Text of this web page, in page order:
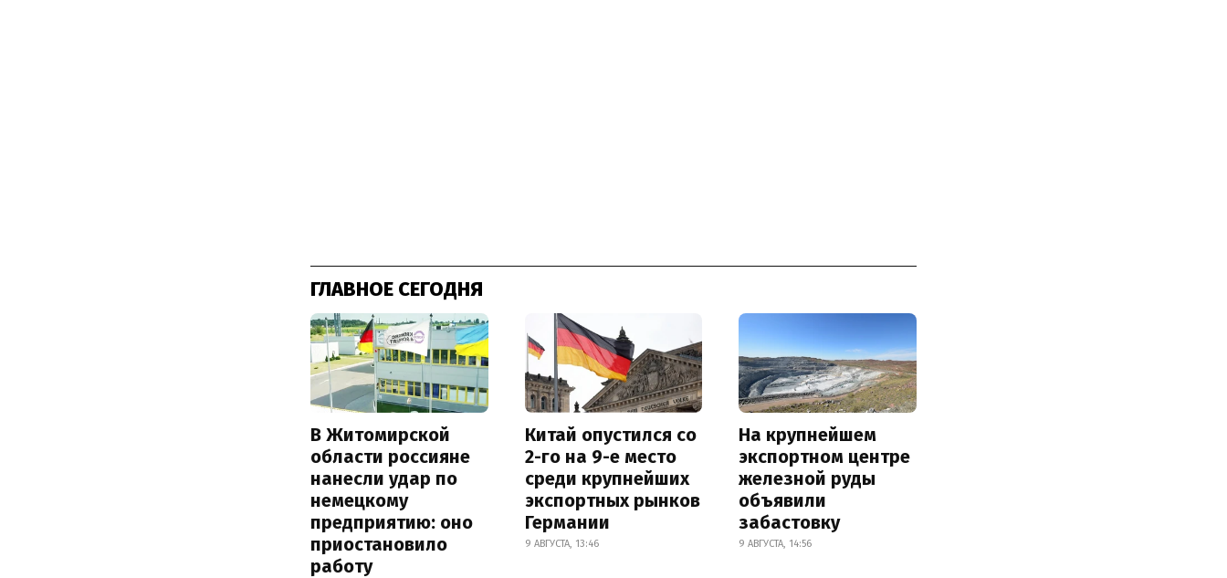
ГЛАВНОЕ СЕГОДНЯ
В Житомирской
области россияне
нанесли удар по
немецкому
предприятию: оно
приостановило
работу
Китай опустился со
2-го на 9-е место
среди крупнейших
экспортных рынков
Германии
9 АВГУСТА, 13:46
На крупнейшем
экспортном центре
железной руды
объявили
забастовку
9 АВГУСТА, 14:56